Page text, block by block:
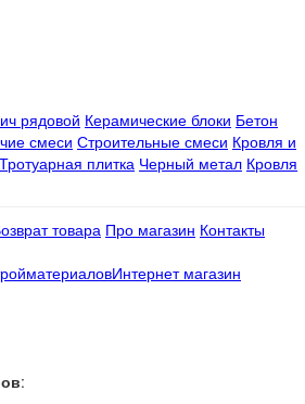
рядовой Керамические блоки Бетон
смеси Строительные смеси Кровля и
Тротуарная плитка Черный метал Кровля
товара Про магазин Контакты
Интернет магазин
: